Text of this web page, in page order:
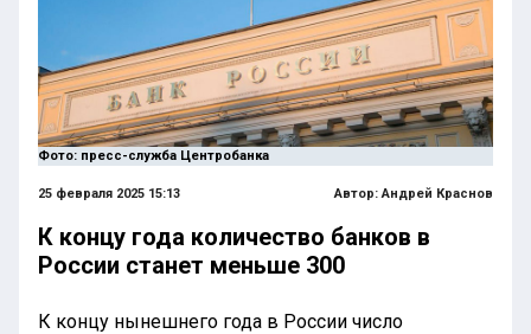
Фото: пресс-служба Центробанка
25 февраля 2025 15:13 Автор:Андрей Краснов
К концу года количество банков в
России станет меньше 300
К концу нынешнего года в России число